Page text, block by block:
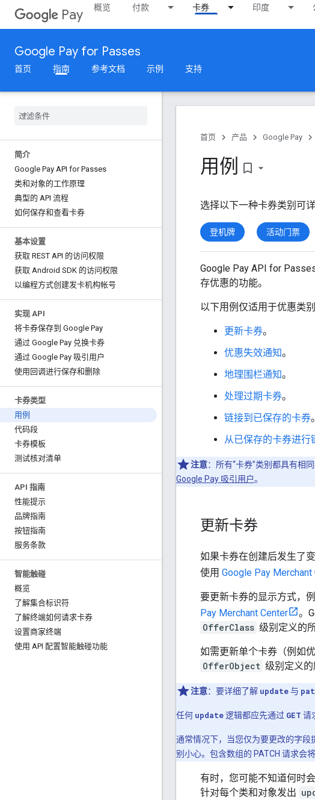
Pay 概览 付款 卡券 印度
Google Pay for Passes
首页 指南 参考文档 示例 支持
简介
Google Pay API for Passes
类和对象的工作原理
典型的 API 流程
如何保存和查看卡券
基本设置
获取 REST API 的访问权限
获取 Android SDK 的访问权限
以编程方式创建发卡机构帐号
实现 API
将卡券保存到 Google Pay
通过 Google Pay 兑换卡券
通过 Google Pay 吸引用户
使用回调进行保存和删除
卡券类型
用例
代码段
卡券模板
测试核对清单
API 指南
性能提示
品牌指南
按钮指南
服务条款
智能触碰
概览
了解集合标识符
了解终端如何请求卡券
设置商家终端
使用 API 配置智能触碰功能
首页 产品 Google Pay
用例 bookmark_border
选择以下一种卡券类别可
登机牌 活动门票
Google Pay API for
存优惠的功能。
以下用例仅适用于优惠类别
更新卡券。
优惠失效通知。
地理围栏通知。
处理过期卡券。
链接到已保存的卡券。
从已保存的卡券进行
注意：所有“卡券”类别都具有相
Google Pay 吸引用户。
更新卡券
如果卡券在创建后发生了
使用 Google Pay Merchant
要更新卡券的显示方式，
Pay Merchant Center
。
OfferClass 级别定义的
如需更新单个卡券（例如
OfferObject 级别定义的
注意：要详细了解 update与
任何 update逻辑都应先通过 GET 请
通常情况下，当您仅为要更改的字段
别小心。包含数组的 PATCH 请求会
有时，您可能不知道何时
针对每个类和对象发出